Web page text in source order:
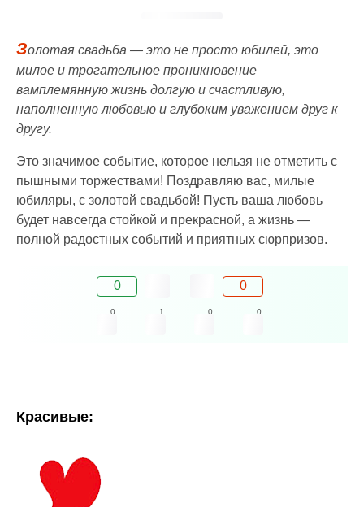
Золотая свадьба — это не просто юбилей, это
милое и трогательное проникновение
вамплемянную жизнь долгую и счастливую,
наполненную любовью и глубоким уважением друг к
другу.
Это значимое событие, которое нельзя не отметить с
пышными торжествами! Поздравляю вас, милые
юбиляры, с золотой свадьбой! Пусть ваша любовь
будет навсегда стойкой и прекрасной, а жизнь —
полной радостных событий и приятных сюрпризов.
0 0
0 1 0 0
Красивые: